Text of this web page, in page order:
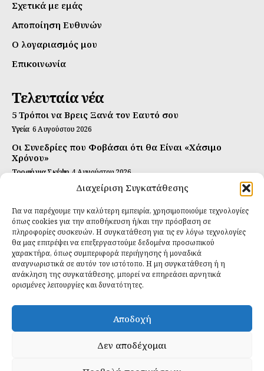
Διαχείριση Συγκατάθεσης
Για να παρέχουμε την καλύτερη εμπειρία, χρησιμοποιούμε τεχνολογίες
όπως cookies για την αποθήκευση ή/και την πρόσβαση σε
πληροφορίες συσκευών. Η συγκατάθεση για τις εν λόγω τεχνολογίες
θα μας επιτρέψει να επεξεργαστούμε δεδομένα προσωπικού
χαρακτήρα, όπως συμπεριφορά περιήγησης ή μοναδικά
αναγνωριστικά σε αυτόν τον ιστότοπο. Η μη συγκατάθεση ή η
ανάκληση της συγκατάθεσης, μπορεί να επηρεάσει αρνητικά
ορισμένες λειτουργίες και δυνατότητες.
Αποδοχή
Δεν αποδέχομαι
Σχετικά με εμάς
Αποποίηση Ευθυνών
Ο λογαριασμός μου
Επικοινωνία
Τελευταία νέα
5 Τρόποι να Βρεις Ξανά τον Εαυτό σου
Υγεία 6 Αυγούστου 2026
Οι Συνεδρίες που Φοβάσαι ότι θα Είναι «Χάσιμο
Χρόνου»
Τροφή για Σκέψη 4 Αυγούστου 2026
Αυτή Είναι η Συνταγή για Τέλεια Κομπούτσα
Ιδανικές Τροφές 26 Ιουλίου 2026
Εγγραφείτε
ΕΓΓΡΑΦΉ
Έχω διαβάσει και δέχομαι τηνπολιτική απορρήτου